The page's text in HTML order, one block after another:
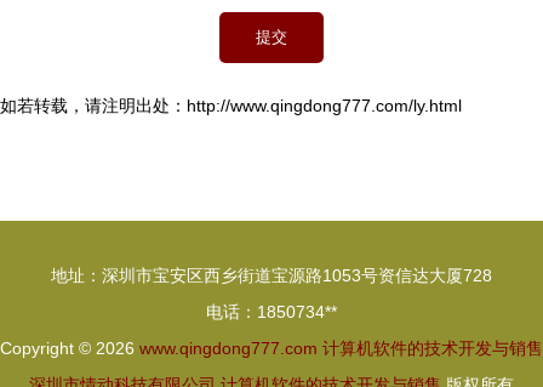
如若转载，请注明出处：http://www.qingdong777.com/ly.html
地址：深圳市宝安区西乡街道宝源路1053号资信达大厦728
电话：1850734**
Copyright © 2026 www.qingdong777.com 计算机软件的技术开发与销售